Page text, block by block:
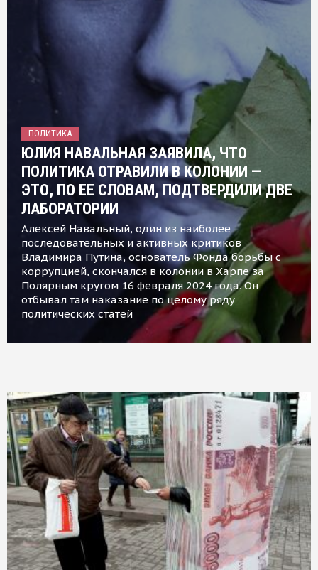
ПОЛИТИКА
ЮЛИЯ НАВАЛЬНАЯ ЗАЯВИЛА, ЧТО
ПОЛИТИКА ОТРАВИЛИ В КОЛОНИИ —
ЭТО, ПО ЕЕ СЛОВАМ, ПОДТВЕРДИЛИ ДВЕ
ЛАБОРАТОРИИ
Алексей Навальный, один из наиболее
последовательных и активных критиков
Владимира Путина, основатель Фонда борьбы с
коррупцией, скончался в колонии в Харпе за
Полярным кругом 16 февраля 2024 года. Он
отбывал там наказание по целому ряду
политических статей